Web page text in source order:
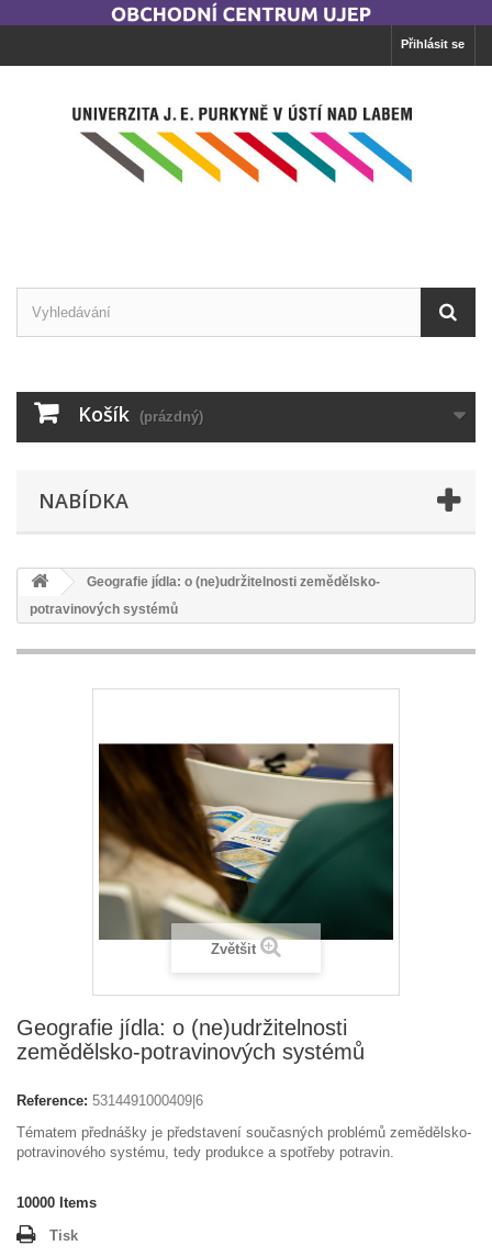
Přihlásit se
Košík (prázdný)
NABÍDKA
Geografie jídla: o (ne)udržitelnosti zemědělsko-
potravinových systémů
Zvětšit
Geografie jídla: o (ne)udržitelnosti
zemědělsko-potravinových systémů
Reference: 5314491000409|6
Tématem přednášky je představení současných problémů zemědělsko-
potravinového systému, tedy produkce a spotřeby potravin.
10000 Items
Tisk